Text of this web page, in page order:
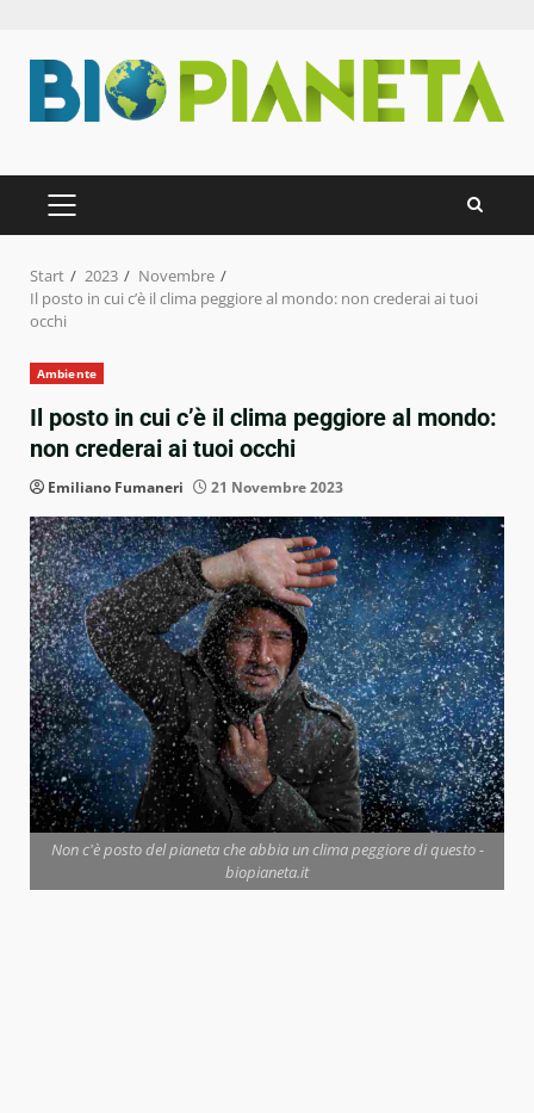
Inhalt
springen
PRIMÄRES
MENÜ
Start 2023
Novembre
Il posto in cui c’è il clima peggiore al mondo: non crederai ai tuoi
occhi
Ambiente
Il posto in cui c’è il clima peggiore al mondo:
non crederai ai tuoi occhi
Emiliano Fumaneri 21 Novembre 2023
Non c'è posto del pianeta che abbia un clima peggiore di questo -
biopianeta.it